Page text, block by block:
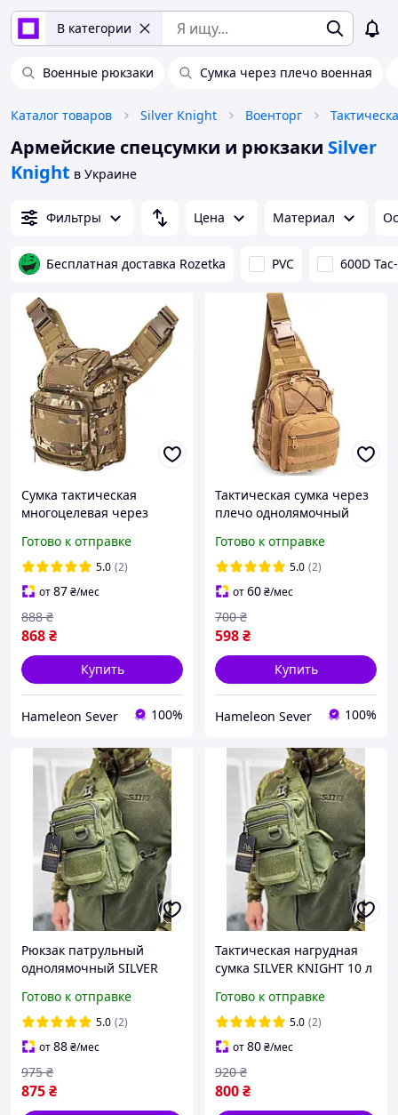
В категории
Военные рюкзаки Сумка через плечо военная
Каталог товаров Silver Knight Военторг
Армейские спецсумки и рюкзаки Silver
Knight в Украине
Фильтры Цена Материал
Бесплатная доставка Rozetka PVC 600D
Сумка тактическая
многоцелевая через
мультикам TY-803 размер
30х23х15 10 литров
Готово к отправке
5.0 (2)
от87₴/мес
868₴
888 ₴
Купить
Hameleon Sever 100%
Тактическая сумка через
плечо однолямочный
Knight
Готово к отправке
5.0 (2)
от60₴/мес
598₴
700 ₴
Купить
Hameleon Sever 100%
Рюкзак патрульный
однолямочный SILVER
184)Сумка тактическая
однолямочная. Нагрудная
сумка
Готово к отправке
5.0 (2)
от88₴/мес
875₴
975 ₴
Тактическая нагрудная
сумка SILVER KNIGHT 10 л
184).Рюкзак патрульный
однолямочный. Сумка
через
Готово к отправке
5.0 (2)
от80₴/мес
800₴
920 ₴